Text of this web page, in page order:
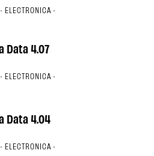
ELECTRONICA ·
Data 4.07
ELECTRONICA ·
Data 4.04
ELECTRONICA ·